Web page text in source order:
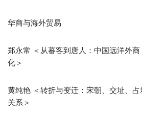
华商与海外贸易
郑永常 ＜从蕃客到唐人：中国远洋外
化＞
黄纯艳 ＜转折与变迁：宋朝、交址、
关系＞